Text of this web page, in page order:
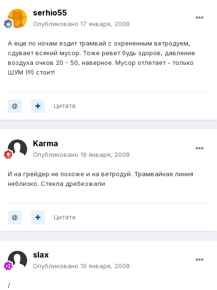
serhio55
Опубликовано 17 января, 2008
А еще по ночам ездит трамвай с охрененным ветродуем,
сдувает всякий мусор. Тоже ревет будь здоров, давление
воздуха очков 20 - 50, наверное. Мусор отлетает - только
ШУМ (!!!) стоит!
Цитата
Karma
Опубликовано 19 января, 2008
И на грейдер не похоже и на ветродуй. Трамвайная линия
неблизко. Стекла дребезжали
Цитата
slax
Опубликовано 19 января, 2008
/